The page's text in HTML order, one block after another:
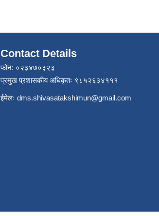
Contact Details
फोन: ०२३४७०३२३
प्रमुख प्रशासकीय अधिकृतः ९८५२६३४१११
ईमेलः dms.shivasatakshimun@gmail.com